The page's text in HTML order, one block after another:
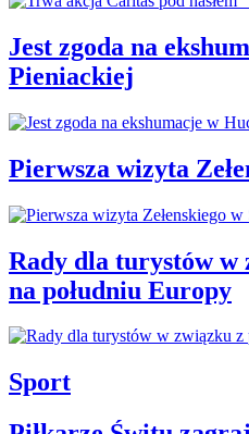
Jest zgoda na
Pieniackiej
Pierwsza wizyta
Rady dla turystów w
na południu Europy
Sport